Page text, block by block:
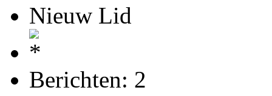
Nieuw Lid
Berichten: 2